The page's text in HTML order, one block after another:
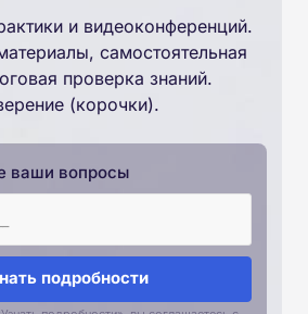
и видеоконференций.
самостоятельная
проверка знаний.
(корочки).
ваши вопросы
подробности